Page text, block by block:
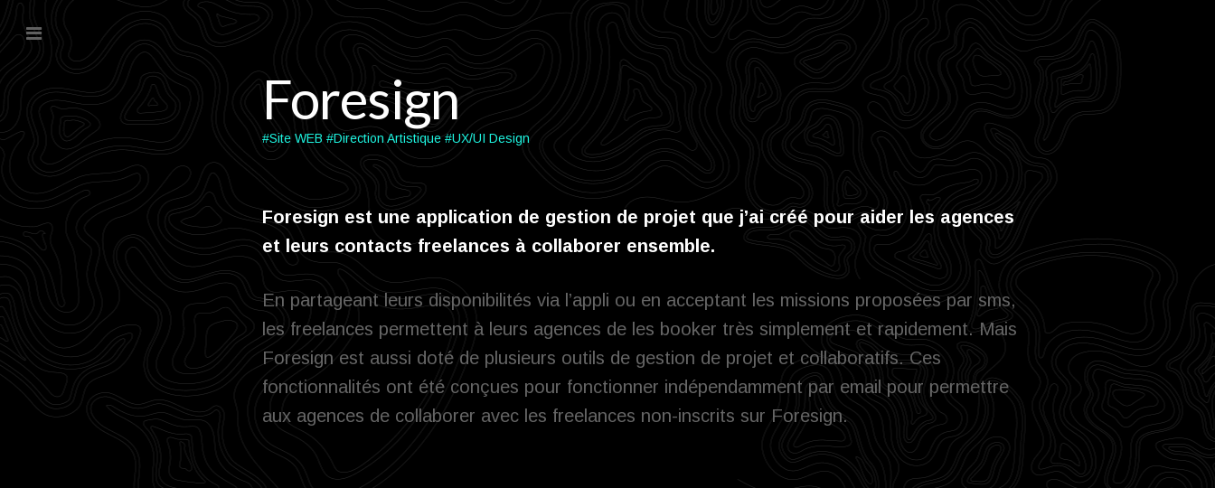
Foresign
#Site WEB #Direction Artistique #UX/UI Design
Foresign est une application de gestion de projet que j’ai créé pour aider les agences
et leurs contacts freelances à collaborer ensemble.
En partageant leurs disponibilités via l’appli ou en acceptant les missions proposées par sms,
les freelances permettent à leurs agences de les booker très simplement et rapidement. Mais
Foresign est aussi doté de plusieurs outils de gestion de projet et collaboratifs. Ces
fonctionnalités ont été conçues pour fonctionner indépendamment par email pour permettre
aux agences de collaborer avec les freelances non-inscrits sur Foresign.